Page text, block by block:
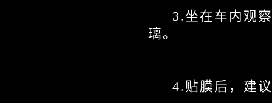
3. 坐在车内观
璃。
4. 贴膜后，建议